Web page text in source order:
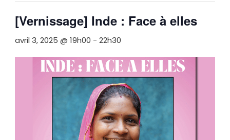
[Vernissage] Inde : Face à elles
avril 3, 2025 @ 19h00 - 22h30